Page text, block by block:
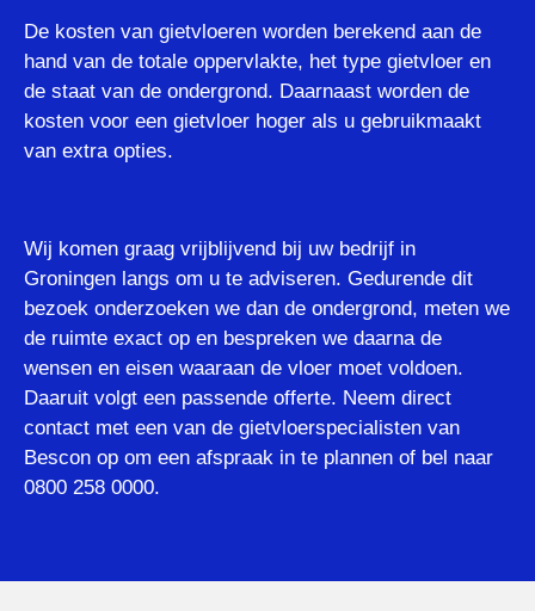
De kosten van gietvloeren worden berekend aan de
hand van de totale oppervlakte, het type gietvloer en
de staat van de ondergrond. Daarnaast worden de
kosten voor een gietvloer hoger als u gebruikmaakt
van extra opties.
Wij komen graag vrijblijvend bij uw bedrijf in
Groningen langs om u te adviseren. Gedurende dit
bezoek onderzoeken we dan de ondergrond, meten we
de ruimte exact op en bespreken we daarna de
wensen en eisen waaraan de vloer moet voldoen.
Daaruit volgt een passende offerte. Neem direct
contact met een van de gietvloerspecialisten van
Bescon op om een afspraak in te plannen of bel naar
0800 258 0000.